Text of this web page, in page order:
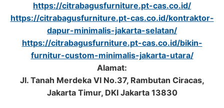
https://citrabagusfurniture.pt-cas.co.id/
https://citrabagusfurniture.pt-cas.co.id/kontraktor-
dapur-minimalis-jakarta-selatan/
https://citrabagusfurniture.pt-cas.co.id/bikin-
furnitur-custom-minimalis-jakarta-utara/
Alamat:
Jl. Tanah Merdeka VI No.37, Rambutan Ciracas,
Jakarta Timur, DKI Jakarta 13830